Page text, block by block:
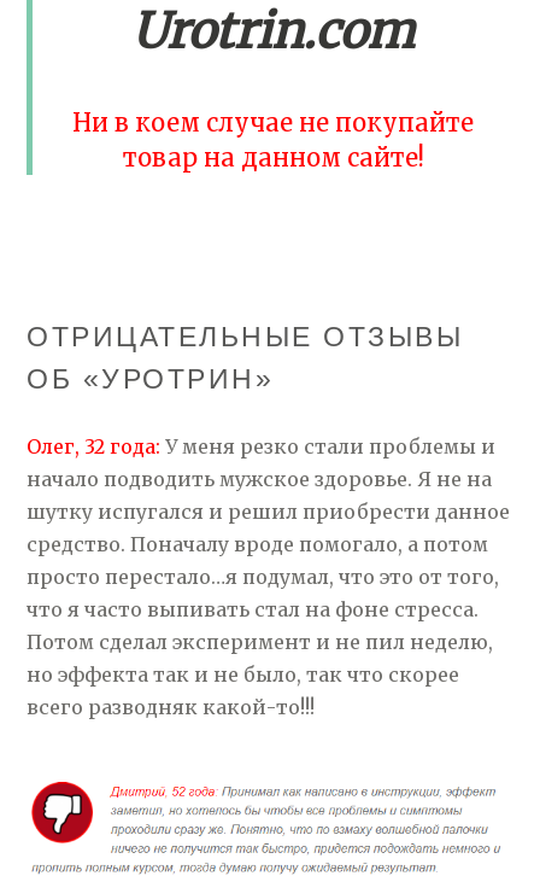
Urotrin.com
Ни в коем случае не покупайте
товар на данном сайте!
ОТРИЦАТЕЛЬНЫЕ ОТЗЫВЫ
ОБ «УРОТРИН»
Олег, 32 года:У меня резко стали проблемы и
начало подводить мужское здоровье. Я не на
шутку испугался и решил приобрести данное
средство. Поначалу вроде помогало, а потом
просто перестало…я подумал, что это от того,
что я часто выпивать стал на фоне стресса.
Потом сделал эксперимент и не пил неделю,
но эффекта так и не было, так что скорее
всего разводняк какой-то!!!